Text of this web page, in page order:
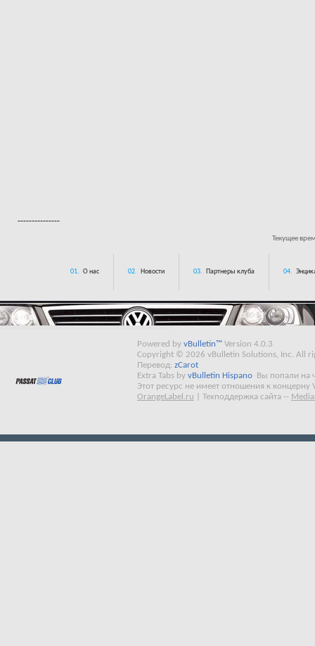
---------------
Текущее
01. О нас 02. Новости 03. Партнеры клуба 04.
Powered by vBulletin™ Version 4.0.3
Copyright © 2026 vBulletin Solutions, Inc. All
Перевод: zCarot
Extra Tabs by vBulletin Hispano
Вы попали на
Этот ресурс не имеет отношения к концерну
OrangeLabel.ru
Техподдержка сайта --